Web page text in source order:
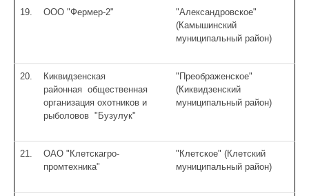
19. ООО "Фермер-2"
"Александровское"
(Камышинский
муниципальный район)
20.
Киквидзенская
районная общественная
организация охотников и
рыболовов "Бузулук"
"Преображенское"
(Киквидзенский
муниципальный район)
21.
ОАО "Клетскагро-
промтехника"
"Клетское" (Клетский
муниципальный район)